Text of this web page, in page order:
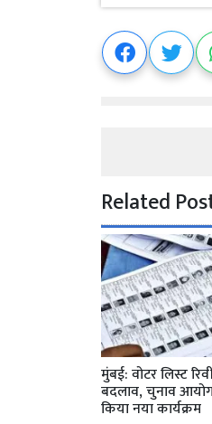
Related
मुंबई: वोटर लिस्ट
बदलाव, चुनाव
किया नया कार्यक्रम